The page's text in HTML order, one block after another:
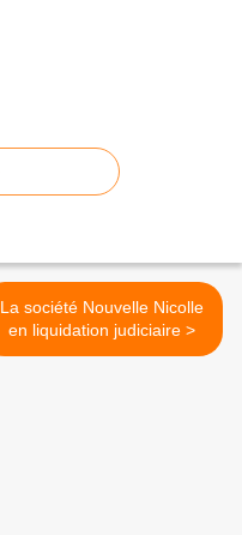
La société Nouvelle Nicolle
en liquidation judiciaire >